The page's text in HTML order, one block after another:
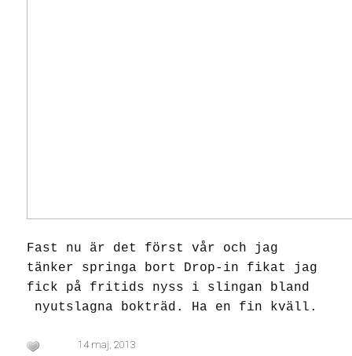
Fast nu är det först vår och jag
tänker springa bort Drop-in fikat jag
fick på fritids nyss i slingan bland
nyutslagna bokträd. Ha en fin kväll.
14 maj, 2013